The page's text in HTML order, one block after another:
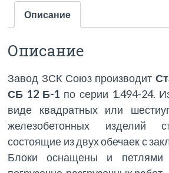
Описание
Описание
Завод ЗСК Союз производит
СБ 12 Б-1 по серии 1.494-24.
виде квадратных или
железобетонных изделий
состоящие из двух обечаек с
Блоки оснащены и петлями